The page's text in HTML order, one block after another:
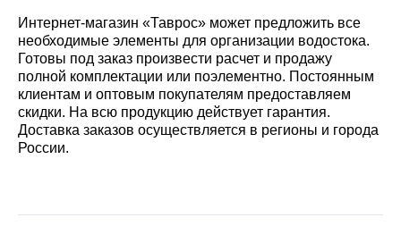
Интернет-магазин «Таврос» может предложить все
необходимые элементы для организации водостока.
Готовы под заказ произвести расчет и продажу
полной комплектации или поэлементно. Постоянным
клиентам и оптовым покупателям предоставляем
скидки. На всю продукцию действует гарантия.
Доставка заказов осуществляется в регионы и города
России.